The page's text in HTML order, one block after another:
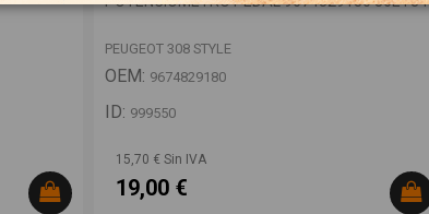
PEUGEOT 308 STYLE
OEM: 9674829180
ID: 999550
15,70 € Sin IVA
19,00 €